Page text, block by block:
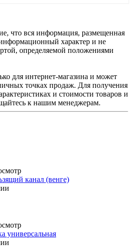
что вся информация, размещенная
характер и не
определяемой положениями
для интернет-магазина и может
точках продаж. Для получения
и стоимости товаров и
к нашим менеджерам.
канал (венге)
универсальная